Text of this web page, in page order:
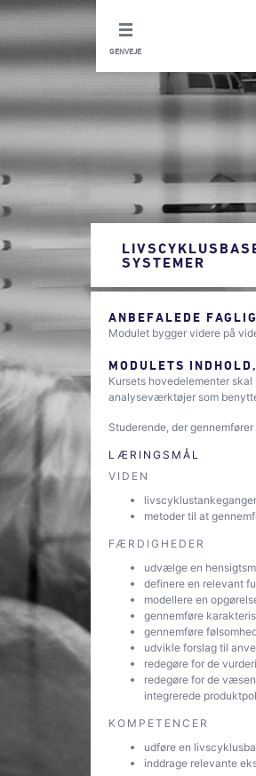
GENVEJE
SYSTEMER
ANBEFALEDE
Modulet bygger videre på
MODULETS
Kursets hovedelementer
analyseværktøjer som
Studerende, der
LÆRINGSMÅL
VIDEN
metoder til at
FÆRDIGHEDER
udvælge en
definere en relevant
modellere en
gennemføre
gennemføre
udvikle forslag til
redegøre for de
redegøre for de
integrerede
KOMPETENCER
udføre en
inddrage relevante